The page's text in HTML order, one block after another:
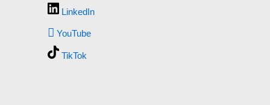
LinkedIn
YouTube
TikTok